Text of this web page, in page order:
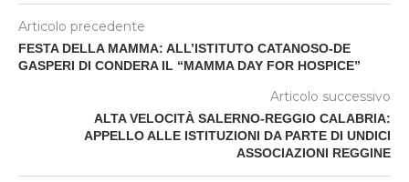
Articolo precedente
FESTA DELLA MAMMA: ALL’ISTITUTO CATANOSO-DE
GASPERI DI CONDERA IL “MAMMA DAY FOR HOSPICE”
Articolo successivo
ALTA VELOCITÀ SALERNO-REGGIO CALABRIA:
APPELLO ALLE ISTITUZIONI DA PARTE DI UNDICI
ASSOCIAZIONI REGGINE